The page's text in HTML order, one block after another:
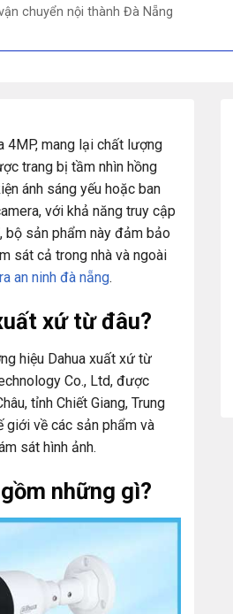
chuyển nội thành Đà Nẵng
4MP, mang lại chất lượng
trang bị tầm nhìn hồng
ánh sáng yếu hoặc ban
với khả năng truy cập
bộ sản phẩm này đảm bảo
sát cả trong nhà và ngoài
an ninh đà nẵng.
xứ từ đâu?
hiệu Dahua xuất xứ từ
Co., Ltd, được
tỉnh Chiết Giang, Trung
giới về các sản phẩm và
sát hình ảnh.
những gì?